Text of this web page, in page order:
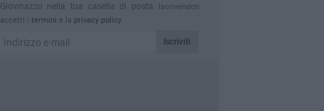
Giovinazzo nella tua casella di posta
Iscrivendoti
accetti i termini e la privacy policy
Iscriviti